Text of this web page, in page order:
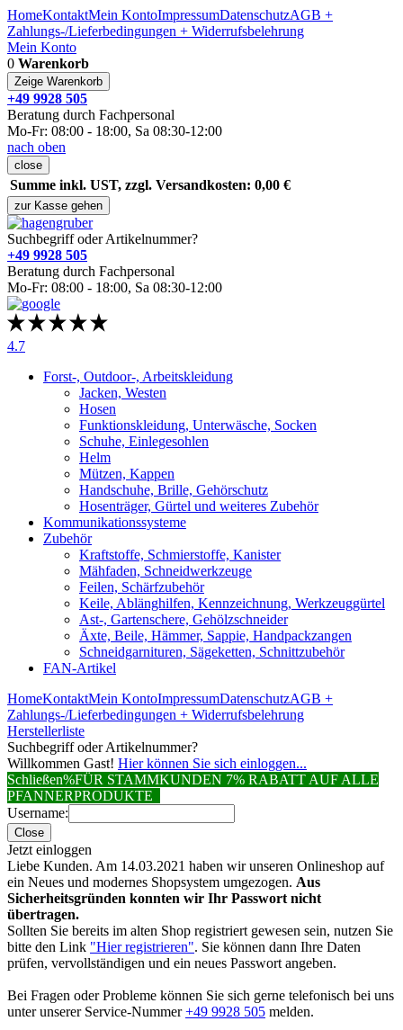
HomeKontaktMein KontoImpressumDatenschutzAGB +
Zahlungs-/Lieferbedingungen + Widerrufsbelehrung
Mein Konto
0 Warenkorb
Zeige Warenkorb
+49 9928 505
Beratung durch Fachpersonal
Mo-Fr: 08:00 - 18:00, Sa 08:30-12:00
nach oben
close
Summe inkl. UST, zzgl. Versandkosten: 0,00 €
zur Kasse gehen
Suchbegriff oder Artikelnummer?
+49 9928 505
Beratung durch Fachpersonal
Mo-Fr: 08:00 - 18:00, Sa 08:30-12:00
4.7
Forst-, Outdoor-, Arbeitskleidung
Jacken, Westen
Hosen
Funktionskleidung, Unterwäsche, Socken
Schuhe, Einlegesohlen
Helm
Mützen, Kappen
Handschuhe, Brille, Gehörschutz
Hosenträger, Gürtel und weiteres Zubehör
Kommunikationssysteme
Zubehör
Kraftstoffe, Schmierstoffe, Kanister
Mähfaden, Schneidwerkzeuge
Feilen, Schärfzubehör
Keile, Ablänghilfen, Kennzeichnung, Werkzeuggürtel
Ast-, Gartenschere, Gehölzschneider
Äxte, Beile, Hämmer, Sappie, Handpackzangen
Schneidgarnituren, Sägeketten, Schnittzubehör
FAN-Artikel
HomeKontaktMein KontoImpressumDatenschutzAGB +
Zahlungs-/Lieferbedingungen + Widerrufsbelehrung
Herstellerliste
Suchbegriff oder Artikelnummer?
Willkommen Gast! Hier können Sie sich einloggen...
Schließen%FÜR STAMMKUNDEN 7% RABATT AUF ALLE
PFANNERPRODUKTE
Username:
Close
Jetzt einloggen
Liebe Kunden. Am 14.03.2021 haben wir unseren Onlineshop auf
ein Neues und modernes Shopsystem umgezogen. Aus
Sicherheitsgründen konnten wir Ihr Passwort nicht
übertragen.
Sollten Sie bereits im alten Shop registriert gewesen sein, nutzen Sie
bitte den Link "Hier registrieren". Sie können dann Ihre Daten
prüfen, vervollständigen und ein neues Passwort angeben.
Bei Fragen oder Probleme können Sie sich gerne telefonisch bei uns
unter unserer Service-Nummer+49 9928 505 melden.